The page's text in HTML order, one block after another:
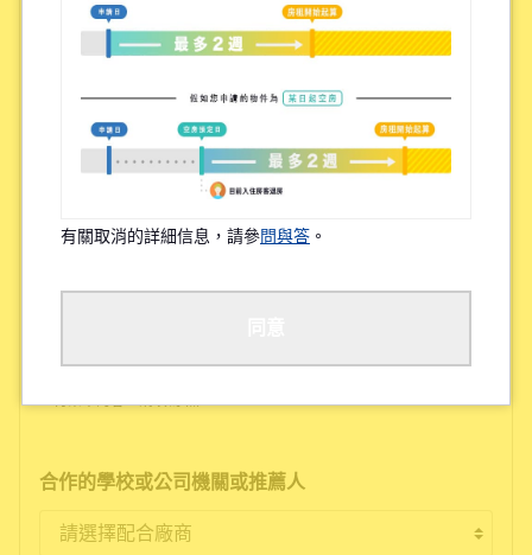
有 無
合作的學校或公司機關或推薦人
有關取消的詳細信息，請參問與答 。